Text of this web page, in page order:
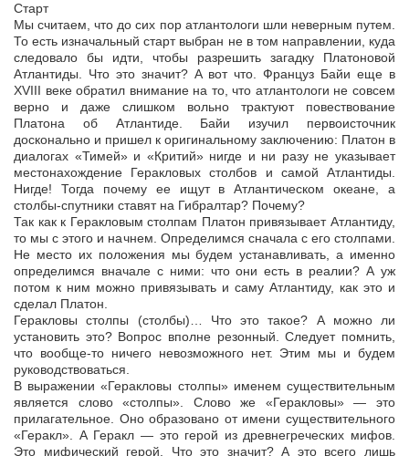
Старт
Мы считаем, что до сих пор атлантологи шли неверным путем.
То есть изначальный старт выбран не в том направлении, куда
следовало бы идти, чтобы разрешить загадку Платоновой
Атлантиды. Что это значит? А вот что. Француз Байи еще в
XVIII веке обратил внимание на то, что атлантологи не совсем
верно и даже слишком вольно трактуют повествование
Платона об Атлантиде. Байи изучил первоисточник
досконально и пришел к оригинальному заключению: Платон в
диалогах «Тимей» и «Критий» нигде и ни разу не указывает
местонахождение Геракловых столбов и самой Атлантиды.
Нигде! Тогда почему ее ищут в Атлантическом океане, а
столбы-спутники ставят на Гибралтар? Почему?
Так как к Геракловым столпам Платон привязывает Атлантиду,
то мы с этого и начнем. Определимся сначала с его столпами.
Не место их положения мы будем устанавливать, а именно
определимся вначале с ними: что они есть в реалии? А уж
потом к ним можно привязывать и саму Атлантиду, как это и
сделал Платон.
Геракловы столпы (столбы)… Что это такое? А можно ли
установить это? Вопрос вполне резонный. Следует помнить,
что вообще-то ничего невозможного нет. Этим мы и будем
руководствоваться.
В выражении «Геракловы столпы» именем существительным
является слово «столпы». Слово же «Геракловы» — это
прилагательное. Оно образовано от имени существительного
«Геракл». А Геракл — это герой из древнегреческих мифов.
Это мифический герой. Что это значит? А это всего лишь